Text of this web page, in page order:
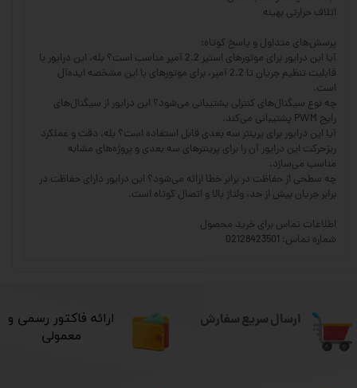
اتلاف حرارتی بهینه
پرسش‌های متداول و پاسخ کوتاه:
آیا این درایور برای موتورهای استپر 2.2 آمپر مناسب است؟ بله، این درایور با
قابلیت تنظیم جریان تا 2.2 آمپر، برای موتورهای با این مشخصه ایده‌آل
است.
چه نوع سیگنال‌های کنترلی پشتیبانی می‌شود؟ این درایور از سیگنال‌های
رایج PWM پشتیبانی می‌کند.
آیا این درایور برای پرینتر سه بعدی قابل استفاده است؟ بله، دقت و عملکرد
ریزحرکت این درایور آن را برای پرینترهای سه بعدی و پروژه‌های مشابه
مناسب می‌سازد.
چه سطحی از حفاظت در برابر خطا ارائه می‌شود؟ این درایور دارای حفاظت در
برابر جریان بیش از حد، ولتاژ بالا و اتصال کوتاه است.
اطلاعات تماس برای خرید محصول
شماره تماس: 02128423501
ارسال سریع سفارش
​ارائه فاکتور رسمی و
معمولی